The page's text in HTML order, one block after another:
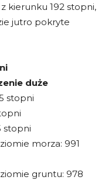
kierunku 192 stopni,
jutro pokryte
duże
stopni
stopni
morza: 991
gruntu: 978